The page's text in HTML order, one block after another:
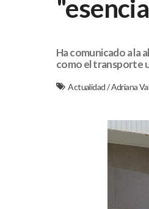
Ha comunicado a la
como el transporte
Actualidad/Adriana